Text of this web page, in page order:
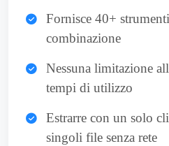
Fornisce 40+
combinazione
Nessuna limitazione
tempi di utilizzo
Estrarre con un solo
singoli file senza rete